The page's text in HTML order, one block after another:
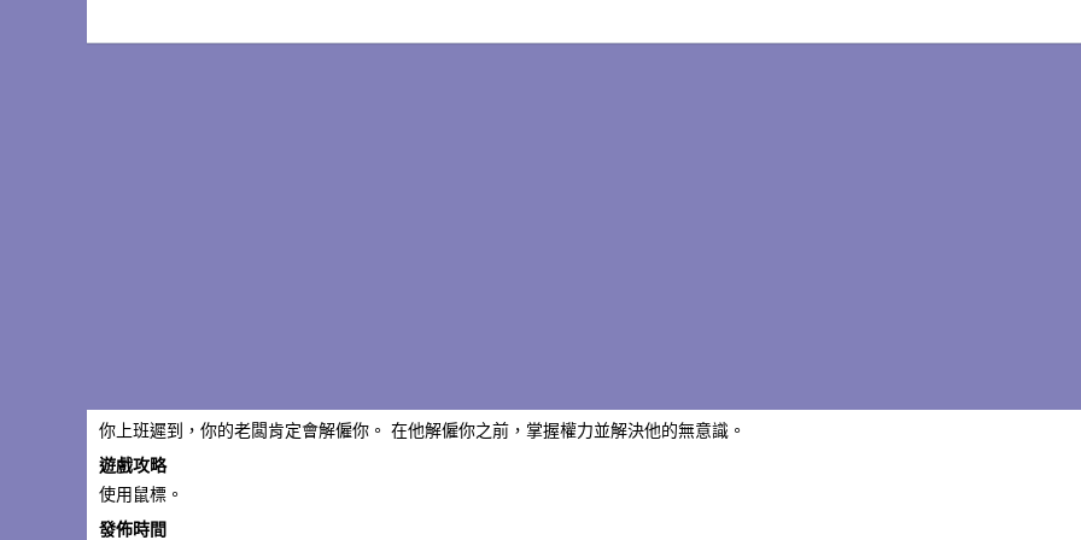
你上班遲到，你的老闆肯定會解僱你。 在他解僱你之前，掌握權力並解決他的無意識。
遊戲攻略
使用鼠標。
發佈時間